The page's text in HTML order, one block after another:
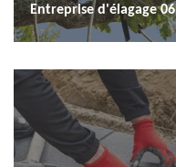
Entreprise d'élagage 06